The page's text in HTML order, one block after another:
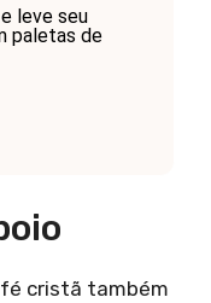
leve seu
paletas de
cristã também